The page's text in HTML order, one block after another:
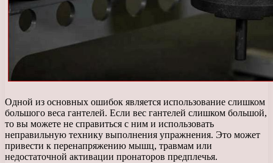
Одной из основных ошибок является использование слишком
большого веса гантелей. Если вес гантелей слишком большой,
то вы можете не справиться с ним и использовать
неправильную технику выполнения упражнения. Это может
привести к перенапряжению мышц, травмам или
недостаточной активации пронаторов предплечья.